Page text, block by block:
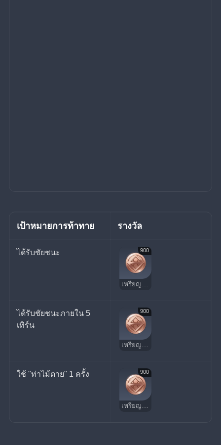
เป้าหมายการท้าทาย รางวัล
ได้รับชัยชนะ 900
เหรียญนําโชค
ได้รับชัยชนะภายใน 5
เทิร์น
900
เหรียญนําโชค
ใช้ "ท่าไม้ตาย" 1 ครั้ง 900
เหรียญนําโชค